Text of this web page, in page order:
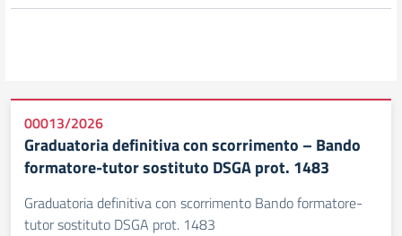
00013/2026
Graduatoria definitiva con scorrimento – Bando
formatore-tutor sostituto DSGA prot. 1483
Graduatoria definitiva con scorrimento Bando formatore-
tutor sostituto DSGA prot. 1483